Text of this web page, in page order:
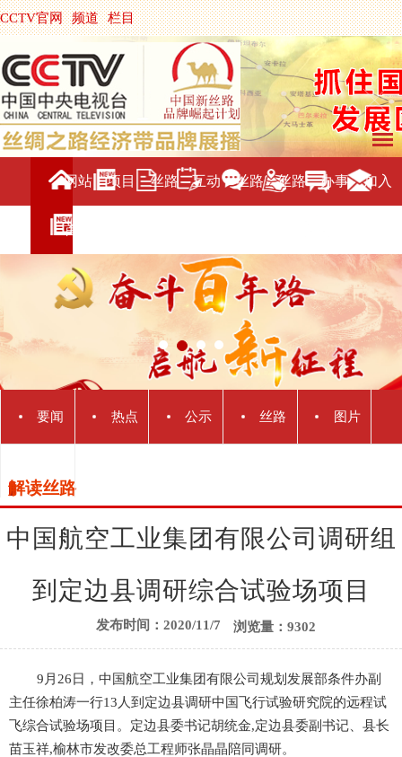
CCTV官网 频道 栏目
主持人 节目单
央视影音 | 中国搜索
网站
首页
项目 丝路 互动 丝路 丝路 办事 加入
要闻 热点 公示 丝路 图片
丝路
解读丝路
中国航空工业集团有限公司调研组
到定边县调研综合试验场项目
发布时间：2020/11/7 浏览量：9302
9月26日，中国航空工业集团有限公司规划发展部条件办副
主任徐柏涛一行13人到定边县调研中国飞行试验研究院的远程试
飞综合试验场项目。定边县委书记胡统金,定边县委副书记、县长
苗玉祥,榆林市发改委总工程师张晶晶陪同调研。